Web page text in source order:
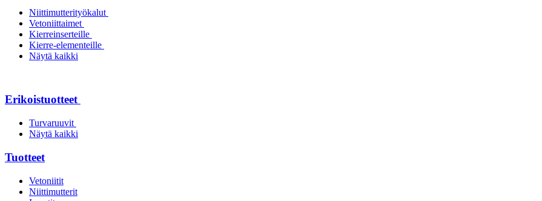
Niittimutterityökalut
Vetoniittaimet
Kierreinserteille
Kierre-elementeille
Näytä kaikki
Erikoistuotteet
Turvaruuvit
Näytä kaikki
Tuotteet
Vetoniitit
Niittimutterit